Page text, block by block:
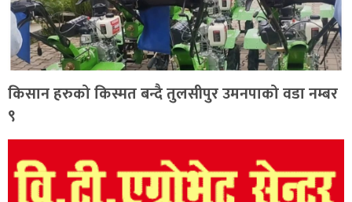
किसान हरुको किस्मत बन्दै तुलसीपुर उमनपाको वडा नम्बर
९